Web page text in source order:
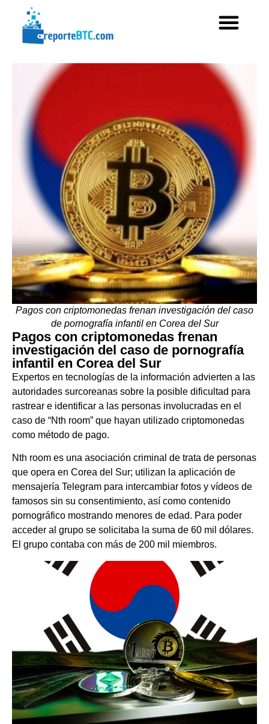
Pagos con criptomonedas frenan investigación del caso
de pornografía infantil en Corea del Sur
Pagos con criptomonedas frenan
investigación del caso de pornografía
infantil en Corea del Sur
Expertos en tecnologías de la información advierten a las
autoridades surcoreanas sobre la posible dificultad para
rastrear e identificar a las personas involucradas en el
caso de “Nth room” que hayan utilizado criptomonedas
como método de pago.
Nth room es una asociación criminal de trata de personas
que opera en Corea del Sur; utilizan la aplicación de
mensajería Telegram para intercambiar fotos y vídeos de
famosos sin su consentimiento, así como contenido
pornográfico mostrando menores de edad. Para poder
acceder al grupo se solicitaba la suma de 60 mil dólares.
El grupo contaba con más de 200 mil miembros.